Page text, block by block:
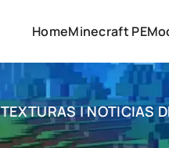
HomeMinecraft PE
| NOTICIAS